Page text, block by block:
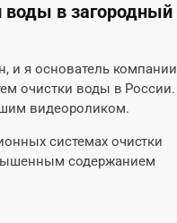
воды в загородный
и я основатель компании
очистки воды в России.
видеороликом.
системах очистки
содержанием